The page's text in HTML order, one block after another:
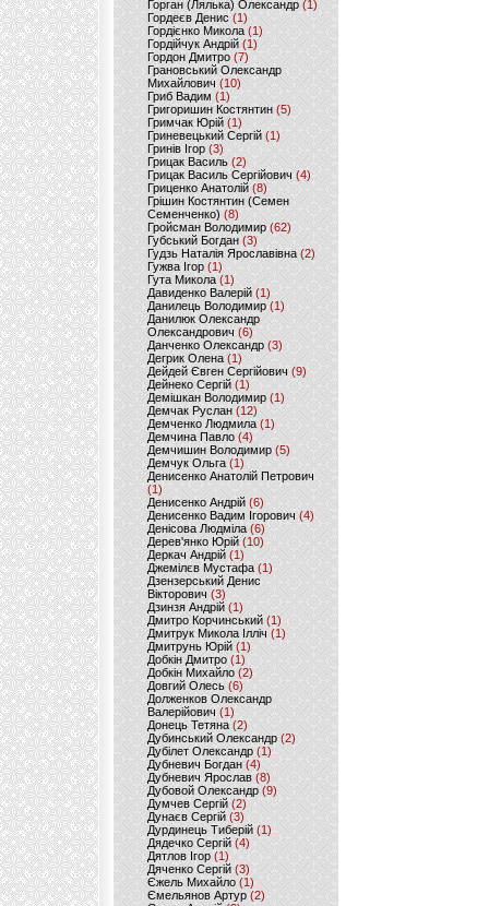
Горган (Лялька) Олександр(1)
Гордеєв Денис (1)
Гордієнко Микола (1)
Гордійчук Андрій (1)
Гордон Дмитро (7)
Грановський Олександр
Михайлович (10)
Гриб Вадим (1)
Григоришин Костянтин (5)
Гримчак Юрій(1)
Гриневецький Сергій(1)
Гринів Ігор (3)
Грицак Василь (2)
Грицак Василь Сергійович (4)
Гриценко Анатолій (8)
Грішин Костянтин (Семен
Семенченко)(8)
Гройсман Володимир(62)
Губський Богдан (3)
Гудзь Наталія Ярославівна(2)
Гужва Ігор (1)
Гута Микола (1)
Давиденко Валерій (1)
Данилець Володимир(1)
Данилюк Олександр
Олександрович (6)
Данченко Олександр (3)
Дегрик Олена(1)
Дейдей Євген Сергійович(9)
Дейнеко Сергій (1)
Демішкан Володимир(1)
Демчак Руслан (12)
Демченко Людмила (1)
Демчина Павло (4)
Демчишин Володимир (5)
Демчук Ольга(1)
Денисенко Анатолій Петрович
(1)
Денисенко Андрій (6)
Денисенко Вадим Ігорович (4)
Денісова Людміла(6)
Дерев'янко Юрій(10)
Деркач Андрій(1)
Джемілєв Мустафа (1)
Дзензерський Денис
Вікторович (3)
Дзинзя Андрій (1)
Дмитро Корчинський (1)
Дмитрук Микола Ілліч (1)
Дмитрунь Юрій (1)
Добкін Дмитро(1)
Добкін Михайло (2)
Довгий Олесь (6)
Долженков Олександр
Валерійович (1)
Донець Тетяна (2)
Дубинський Олександр(2)
Дубілет Олександр (1)
Дубневич Богдан (4)
Дубневич Ярослав (8)
Дубовой Олександр(9)
Думчев Сергій (2)
Дунаєв Сергій(3)
Дурдинець Тиберій (1)
Дядечко Сергій (4)
Дятлов Ігор (1)
Дяченко Сергій (3)
Єжель Михайло (1)
Ємельянов Артур (2)